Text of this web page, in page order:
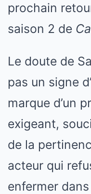
prochain
saison 2 de
Le doute de
pas un signe
marque d’un
exigeant,
de la
acteur qui
enfermer